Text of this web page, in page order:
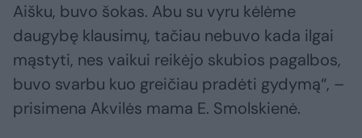
Aišku, buvo šokas. Abu su vyru kėlėme
daugybę klausimų, tačiau nebuvo kada ilgai
mąstyti, nes vaikui reikėjo skubios pagalbos,
buvo svarbu kuo greičiau pradėti gydymą“, –
prisimena Akvilės mama E. Smolskienė.